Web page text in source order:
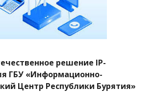
решение IP-
ГБУ «Информационно-
Центр Республики Бурятия»